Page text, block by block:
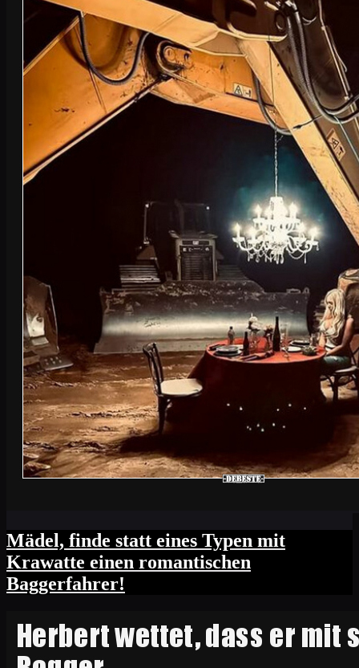
Mädel, finde statt eines Typen mit
Krawatte einen romantischen
Baggerfahrer!